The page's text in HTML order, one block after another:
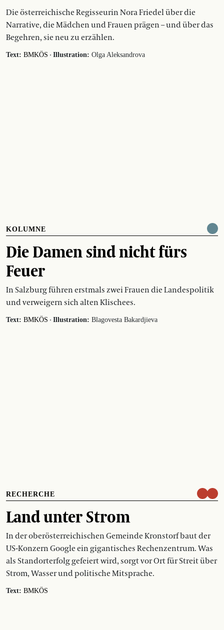
Die österreichische Regisseurin Nora Friedel über die
Narrative, die Mädchen und Frauen prägen – und über das
Begehren, sie neu zu erzählen.
Text: BMKÖS · Illustration: Olga Aleksandrova
KOLUMNE
Die Damen sind nicht fürs
Feuer
In Salzburg führen erstmals zwei Frauen die Landespolitik
und verweigern sich alten Klischees.
Text: BMKÖS · Illustration: Blagovesta Bakardjieva
RECHERCHE
Land unter Strom
In der oberösterreichischen Gemeinde Kronstorf baut der
US-Konzern Google ein gigantisches Rechenzentrum. Was
als Standorterfolg gefeiert wird, sorgt vor Ort für Streit über
Strom, Wasser und politische Mitsprache.
Text: BMKÖS